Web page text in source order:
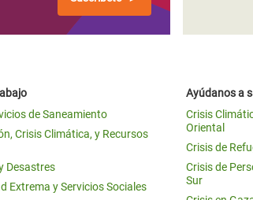
de Saneamiento
Crisis Climática, y Recursos
Desastres
Extrema y Servicios Sociales
Ayúdanos a
Crisis
Oriental
Crisis de
Crisis de
Sur